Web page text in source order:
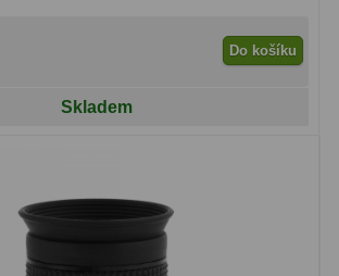
Do košíku
Skladem